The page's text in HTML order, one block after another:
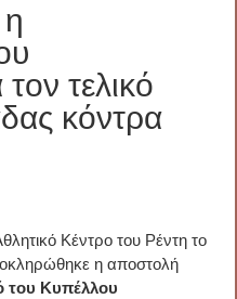
τελικό
κόντρα
Κέντρο του Ρέντη το
η αποστολή
του Κυπέλλου